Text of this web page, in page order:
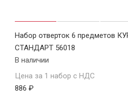
Набор отверток 6 предметов
СТАНДАРТ 56018
В наличии
Цена за 1 набор с НДС
886 ₽